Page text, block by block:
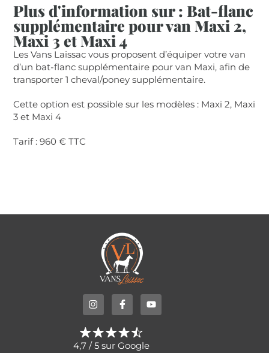
Plus d'information sur : Bat-flanc
supplémentaire pour van Maxi 2,
Maxi 3 et Maxi 4
Les Vans Laissac vous proposent d’équiper votre van
d’un bat-flanc supplémentaire pour van Maxi, afin de
transporter 1 cheval/poney supplémentaire.
Cette option est possible sur les modèles : Maxi 2, Maxi
3 et Maxi 4
Tarif : 960 € TTC
4,7 / 5 sur Google